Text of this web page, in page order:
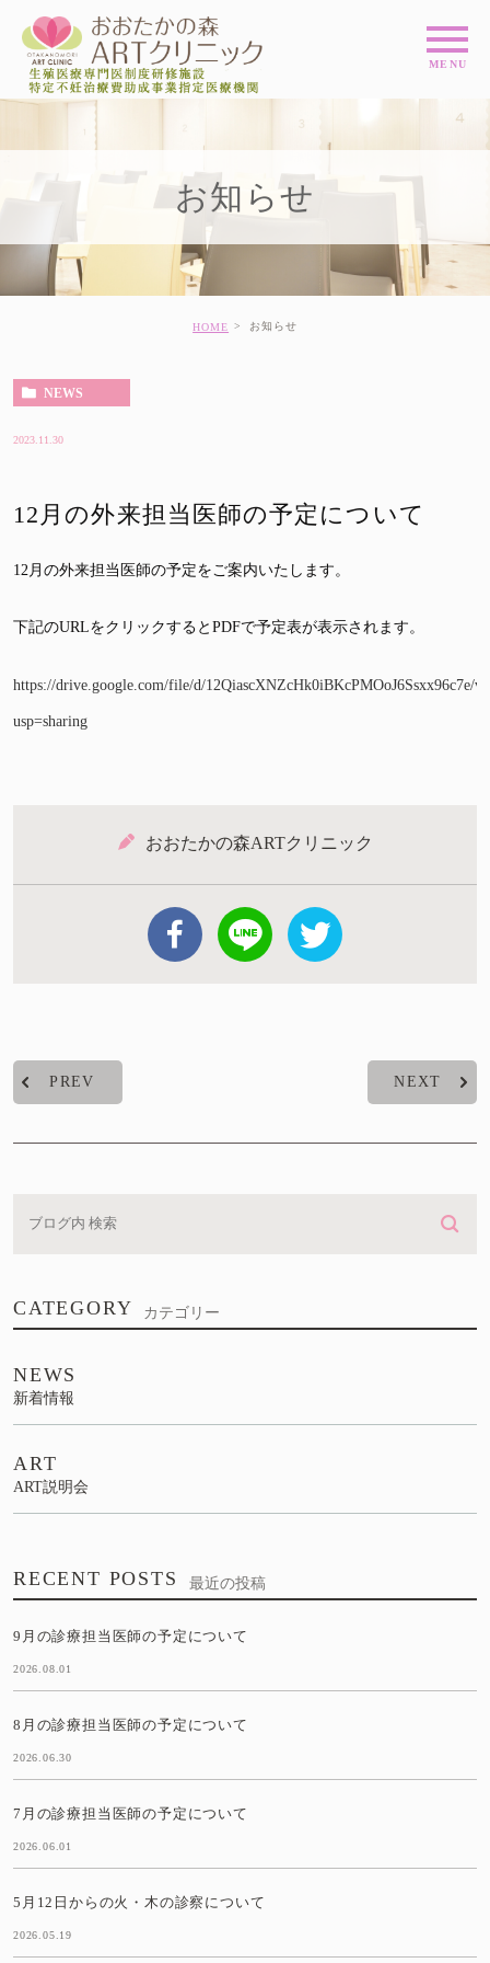
お知らせ
HOME お知らせ
NEWS
2023.11.30
12月の外来担当医師の予定について
12月の外来担当医師の予定をご案内いたします。
下記のURLをクリックするとPDFで予定表が表示されます。
https://drive.google.com/file/d/12QiascXNZcHk0iBKcPMOoJ6Ssxx96c7e/
usp=sharing
おおたかの森ARTクリニック
PREV NEXT
CATEGORY カテゴリー
NEWS
新着情報
ART
ART説明会
RECENT POSTS 最近の投稿
9月の診療担当医師の予定について
2026.08.01
8月の診療担当医師の予定について
2026.06.30
7月の診療担当医師の予定について
2026.06.01
5月12日からの火・木の診察について
2026.05.19